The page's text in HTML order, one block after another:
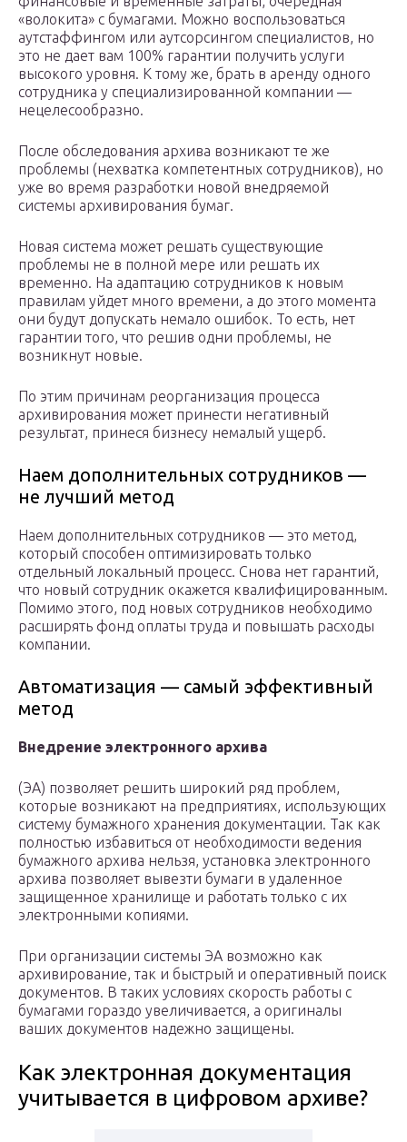
«волокита» с бумагами. Можно воспользоваться
аутстаффингом или аутсорсингом специалистов, но
это не дает вам 100% гарантии получить услуги
высокого уровня. К тому же, брать в аренду одного
сотрудника у специализированной компании —
нецелесообразно.
После обследования архива возникают те же
проблемы (нехватка компетентных сотрудников), но
уже во время разработки новой внедряемой
системы архивирования бумаг.
Новая система может решать существующие
проблемы не в полной мере или решать их
временно. На адаптацию сотрудников к новым
правилам уйдет много времени, а до этого момента
они будут допускать немало ошибок. То есть, нет
гарантии того, что решив одни проблемы, не
возникнут новые.
По этим причинам реорганизация процесса
архивирования может принести негативный
результат, принеся бизнесу немалый ущерб.
Наем дополнительных сотрудников —
не лучший метод
Наем дополнительных сотрудников — это метод,
который способен оптимизировать только
отдельный локальный процесс. Снова нет гарантий,
что новый сотрудник окажется квалифицированным.
Помимо этого, под новых сотрудников необходимо
расширять фонд оплаты труда и повышать расходы
компании.
Автоматизация — самый эффективный
метод
Внедрение электронного архива
(ЭА) позволяет решить широкий ряд проблем,
которые возникают на предприятиях, использующих
систему бумажного хранения документации. Так как
полностью избавиться от необходимости ведения
бумажного архива нельзя, установка электронного
архива позволяет вывезти бумаги в удаленное
защищенное хранилище и работать только с их
электронными копиями.
При организации системы ЭА возможно как
архивирование, так и быстрый и оперативный поиск
документов. В таких условиях скорость работы с
бумагами гораздо увеличивается, а оригиналы
ваших документов надежно защищены.
Как электронная документация
учитывается в цифровом архиве?